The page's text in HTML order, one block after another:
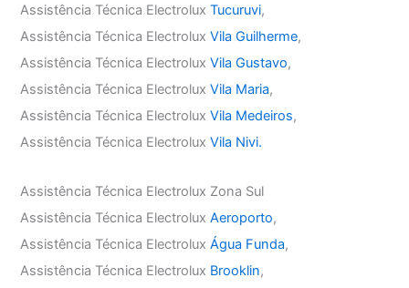
Assistência Técnica ElectroluxTucuruvi,
Assistência Técnica ElectroluxVila Guilherme,
Assistência Técnica ElectroluxVila Gustavo,
Assistência Técnica ElectroluxVila Maria,
Assistência Técnica ElectroluxVila Medeiros,
Assistência Técnica ElectroluxVila Nivi.
Assistência Técnica Electrolux Zona Sul
Assistência Técnica ElectroluxAeroporto,
Assistência Técnica ElectroluxÁgua Funda,
Assistência Técnica Electrolux Brooklin,